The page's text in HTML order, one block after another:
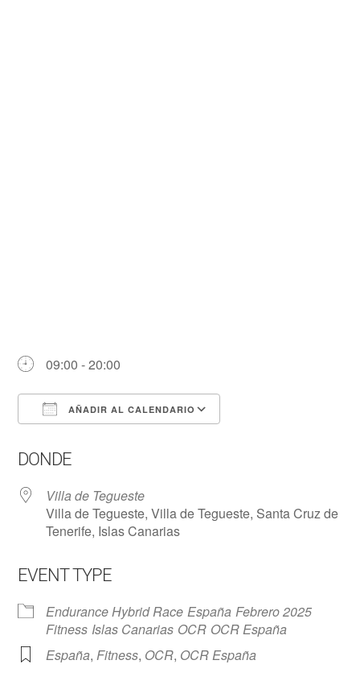
09:00 - 20:00
AÑADIR AL CALENDARIO
DONDE
Villa de Tegueste
Villa de Tegueste, Villa de Tegueste, Santa Cruz de
Tenerife, Islas Canarias
EVENT TYPE
Endurance Hybrid Race España Febrero 2025
Fitness Islas Canarias OCR OCR España
España,Fitness, OCR, OCR España